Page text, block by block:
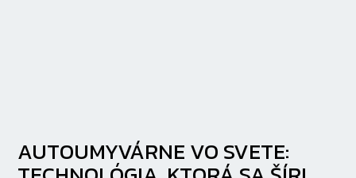
AUTOUMYVÁRNE VO SVETE: